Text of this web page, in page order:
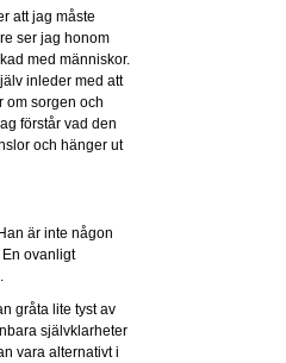
att jag måste
ser jag honom
med människor.
inleder med att
om sorgen och
förstår vad den
och hänger ut
är inte någon
ovanligt
gråta lite tyst av
självklarheter
vara alternativt i